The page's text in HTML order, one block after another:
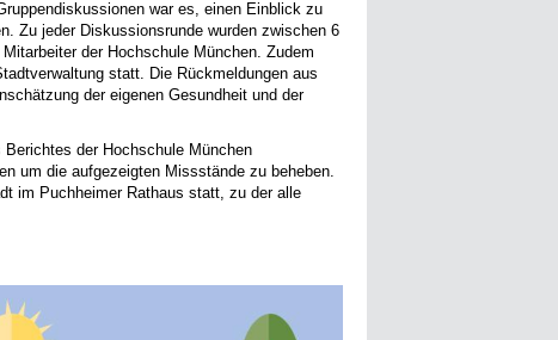
war es, einen Einblick zu
Zu jeder Diskussionsrunde wurden zwischen 6
der Hochschule München. Zudem
statt. Die Rückmeldungen aus
der eigenen Gesundheit und der
der Hochschule München
um die aufgezeigten Missstände zu beheben.
im Puchheimer Rathaus statt, zu der alle